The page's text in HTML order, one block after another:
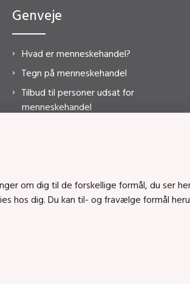
Genveje
Hvad er menneskehandel?
Tegn på menneskehandel
Tilbud til personer udsat for
menneskehandel
FAQ
om dig til de forskellige formål, du ser
hos dig. Du kan til- og fravælge formål